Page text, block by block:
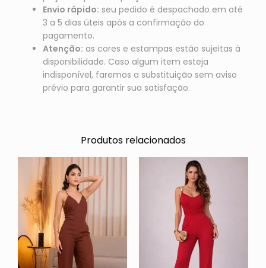
Envio rápido: seu pedido é despachado em até
3 a 5 dias úteis após a confirmação do
pagamento.
Atenção: as cores e estampas estão sujeitas à
disponibilidade. Caso algum item esteja
indisponível, faremos a substituição sem aviso
prévio para garantir sua satisfação.
Produtos relacionados